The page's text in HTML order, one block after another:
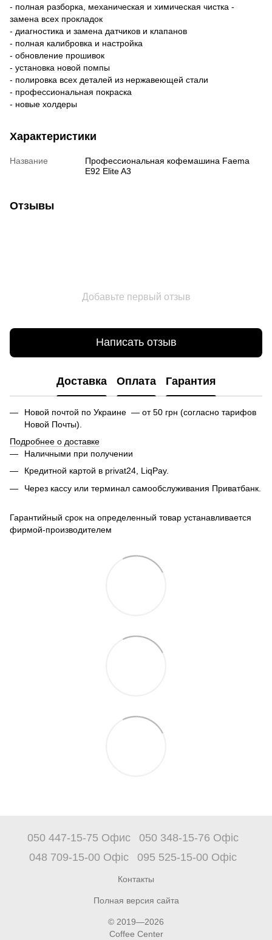
- полная разборка, механическая и химическая чистка -
замена всех прокладок
- диагностика и замена датчиков и клапанов
- полная калибровка и настройка
- обновление прошивок
- установка новой помпы
- полировка всех деталей из нержавеющей стали
- профессиональная покраска
- новые холдеры
Характеристики
Название
Профессиональная кофемашина Faema
E92 Elite A3
Отзывы
Добавьте первый отзыв
Написать отзыв
Доставка Оплата Гарантия
Новой почтой по Украине — от 50 грн (согласно тарифов
Новой Почты).
Подробнее о доставке
Наличными при получении
Кредитной картой в privat24, LiqPay.
Через кассу или терминал самообслуживания Приватбанк.
Гарантийный срок на определенный товар устанавливается
фирмой-производителем
050 447-15-75 Офис
050 348-15-76 Офіс
048 709-15-00 Офіс
095 525-15-00 Офіс
Контакты
Полная версия сайта
© 2019—2026
Coffee Center